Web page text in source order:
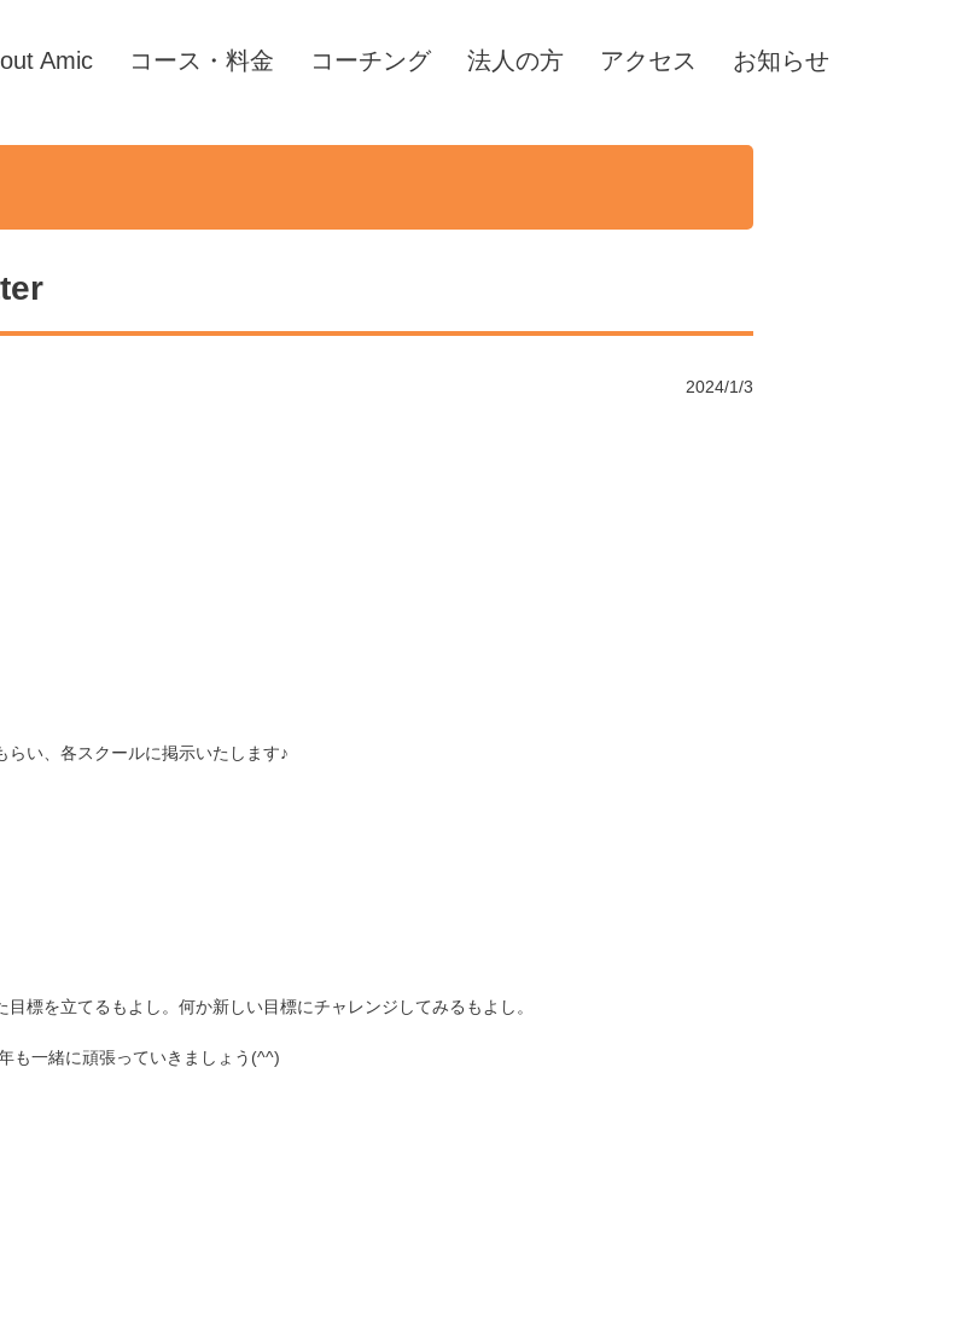
Amic コース・料金 コーチング 法人の方 アクセス お知らせ
2024/1/3
い、各スクールに掲示いたします♪
標を立てるもよし。 何か新しい目標にチャレンジしてみるもよし。
も一緒に頑張っていきましょう(^^)